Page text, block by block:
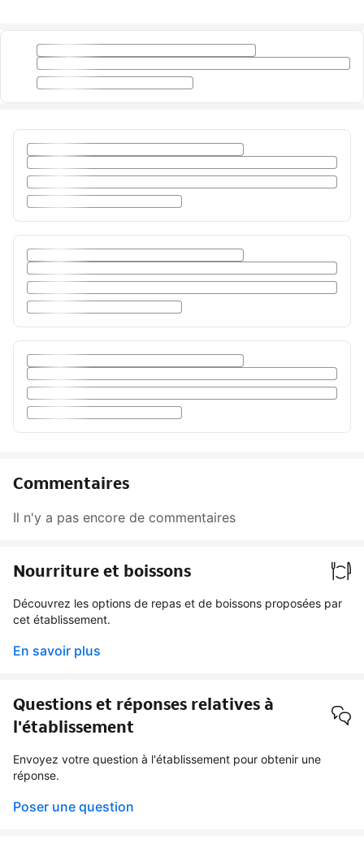
Commentaires
Il n'y a pas encore de commentaires
Nourriture et boissons
Découvrez les options de repas et de boissons proposées par
cet établissement.
En savoir plus
Questions et réponses relatives à
l'établissement
Envoyez votre question à l'établissement pour obtenir une
réponse.
Poser une question